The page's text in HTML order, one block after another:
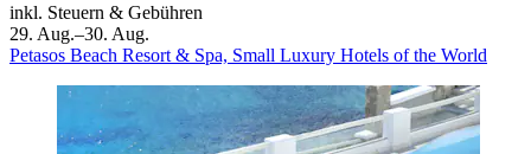
inkl. Steuern & Gebühren
29. Aug.–30. Aug.
Petasos Beach Resort & Spa, Small Luxury Hotels of the World